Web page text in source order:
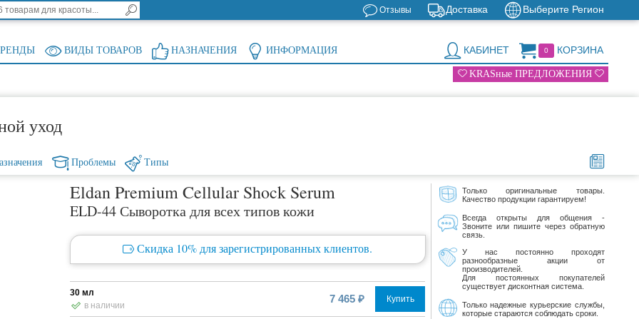
Выберите Регион
Доставка
Отзывы
0 КОРЗИНА
КАБИНЕТ
ВИДЫ ТОВАРОВ НАЗНАЧЕНИЯ ИНФОРМАЦИЯ
KRASные ПРЕДЛОЖЕНИЯ
уход
Проблемы Типы
Eldan Premium Cellular Shock Serum
ELD-44 Сыворотка для всех типов кожи
Скидка 10% для зарегистрированных клиентов.
30 мл
в наличии
7 465 ₽ Купить
Только оригинальные товары.
Качество продукции гарантируем!
Всегда открыты для общения -
Звоните или пишите через обратную
связь.
У нас постоянно проходят
разнообразные акции от
производителей.
Для постоянных покупателей
существует дисконтная система.
Только надежные курьерские службы,
которые стараются соблюдать сроки.